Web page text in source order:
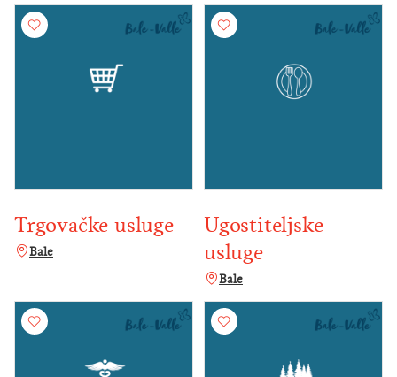
Trgovačke usluge
Bale
Ugostiteljske
usluge
Bale